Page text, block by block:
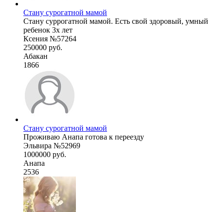
Стану сурогатной мамой
Стану суррогатной мамой. Есть свой здоровый, умный
ребенок 3х лет
Ксения №57264
250000 руб.
Абакан
1866
Стану сурогатной мамой
Проживаю Анапа готова к переезду
Эльвира №52969
1000000 руб.
Анапа
2536